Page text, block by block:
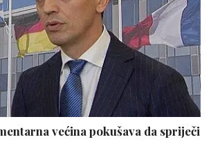
većina pokušava da spriječi